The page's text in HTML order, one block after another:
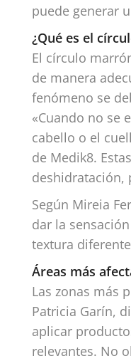
puede generar
¿Qué es el
El círculo
de manera
fenómeno se
«Cuando no se
cabello o el
de Medik8.
deshidratación,
Según Mireia
dar la
textura
Áreas más
Las zonas más
Patricia Garín,
aplicar
relevantes. No